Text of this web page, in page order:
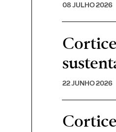
08 JULHO 2026
22 JUNHO 2026